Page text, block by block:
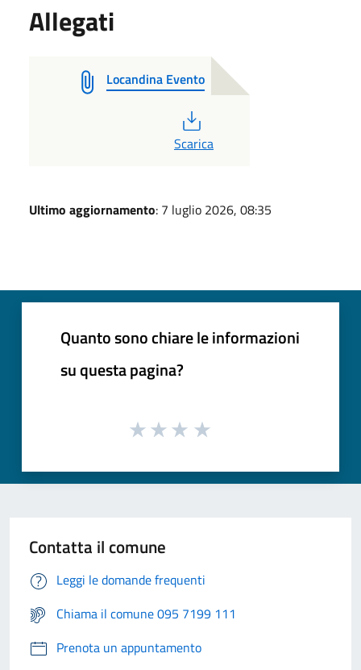
Allegati
Locandina Evento
Scarica
Ultimo aggiornamento: 7 luglio 2026, 08:35
Quanto sono chiare le informazioni
su questa pagina?
Contatta il comune
Leggi le domande frequenti
Chiama il comune 095 7199 111
Prenota un appuntamento